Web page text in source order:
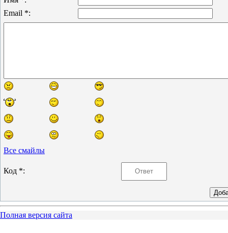
Email *:
Все смайлы
Код *:
Полная версия сайта